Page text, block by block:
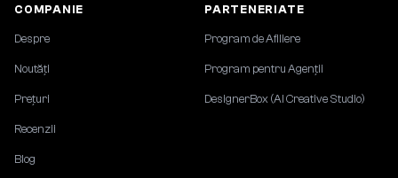
COMPANIE
Despre
Noutăți
Prețuri
Recenzii
Blog
PARTENERIATE
Program de Afiliere
Program pentru Agenții
DesignerBox (AI Creative Studio)